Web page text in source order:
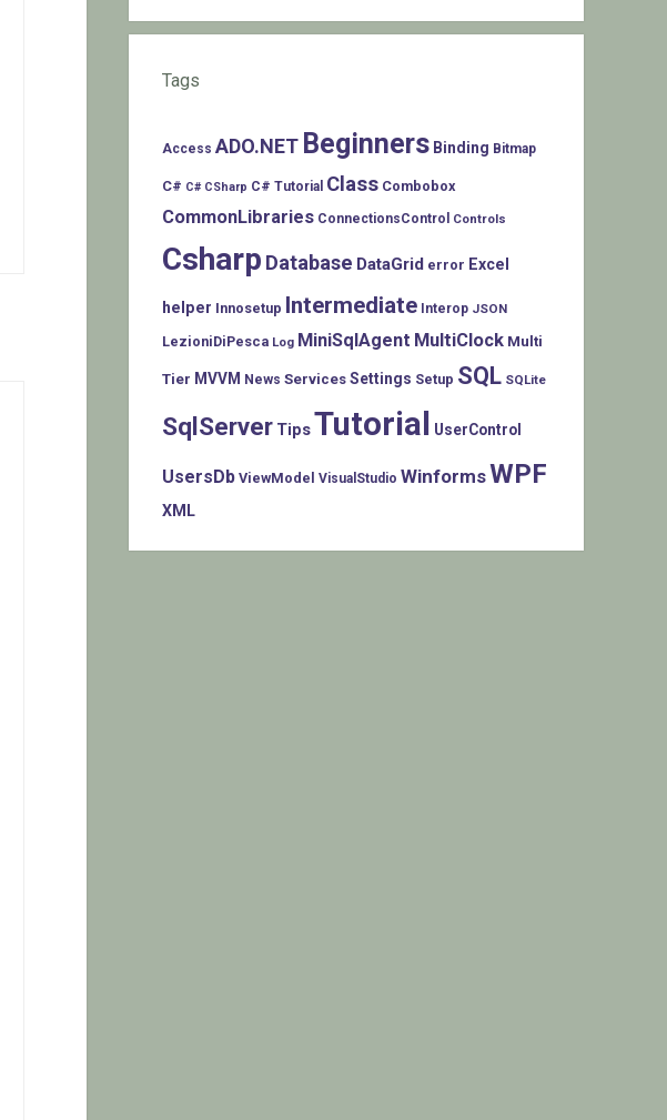
Tags
Access ADO.NET Beginners Binding Bitmap
C# C# CSharp C# Tutorial Class Combobox
CommonLibraries ConnectionsControl Controls
Csharp Database DataGrid error Excel
helper Innosetup Intermediate Interop JSON
LezioniDiPesca Log MiniSqlAgent MultiClock Multi
Tier MVVM News Services Settings Setup SQL SQLite
SqlServer TipsTutorial UserControl
UsersDb ViewModel VisualStudio WinformsWPF
XML